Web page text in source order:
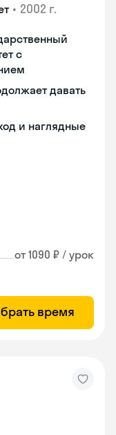
• 2002 г.
с
давать
и наглядные
от 1090 ₽ / урок
время